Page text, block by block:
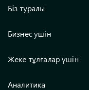
Біз туралы
Бизнес ушін
Жеке тұлғалар үшін
Аналитика